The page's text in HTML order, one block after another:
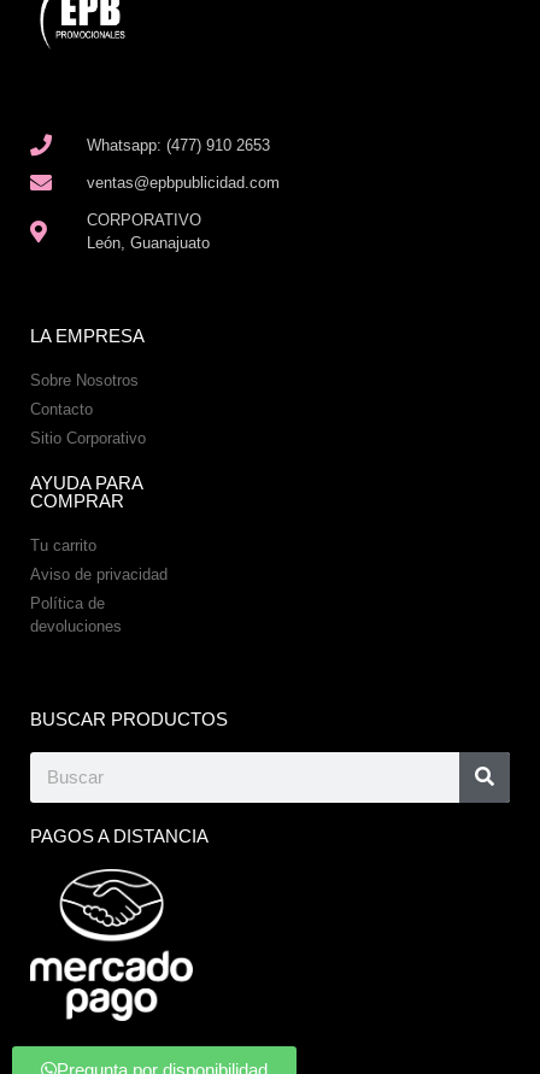
Whatsapp: (477) 910 2653
ventas@epbpublicidad.com
CORPORATIVO
León, Guanajuato
LA EMPRESA
Sobre Nosotros
Contacto
Sitio Corporativo
AYUDA PARA
COMPRAR
Tu carrito
Aviso de privacidad
Política de
devoluciones
BUSCAR PRODUCTOS
PAGOS A DISTANCIA
Pregunta por disponibilidad